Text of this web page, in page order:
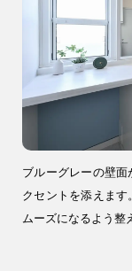
ブルーグレーの壁
クセントを添えま
ムーズになるよう整
アフター